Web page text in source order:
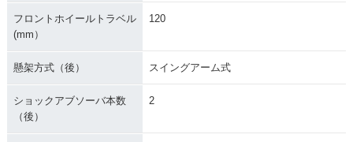
フロントホイールトラベル
(mm）
120
懸架方式（後） スイングアーム式
ショックアブソーバ本数
（後）
2